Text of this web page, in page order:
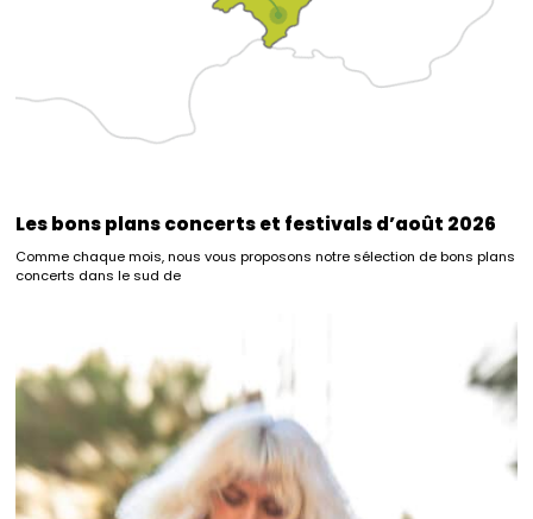
Les bons plans concerts et festivals d’août 2026
Comme chaque mois, nous vous proposons notre sélection de bons plans
concerts dans le sud de